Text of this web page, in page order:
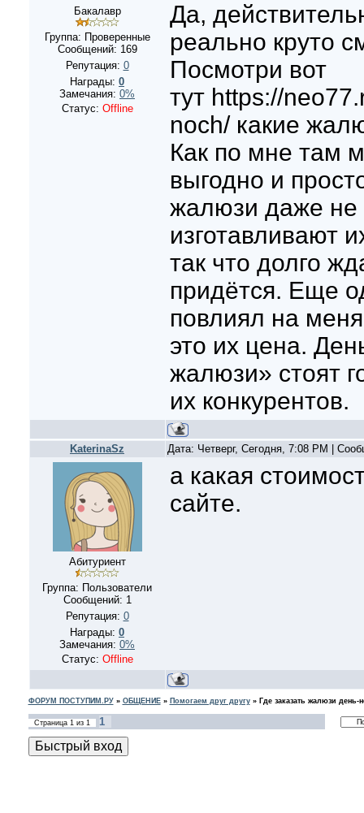
Бакалавр
Группа: Проверенные
Сообщений: 169
Репутация: 0
Награды: 0
Замечания: 0%
Статус: Offline
Да,
реально круто
Посмотри вот
тут https://
noch/ какие
Как по мне там
выгодно и
жалюзи даже
изготавливают
так что долго
придётся. Еще
повлиял на
это их цена.
жалюзи» стоят
их конкурентов.
KaterinaSz Дата: Четверг, Сегодня, 7:08 PM |
Абитуриент
Группа: Пользователи
Сообщений: 1
Репутация: 0
Награды: 0
Замечания: 0%
Статус: Offline
а какая
сайте.
ФОРУМ ПОСТУПИМ.РУ» ОБЩЕНИЕ» Помогаем друг другу» Где заказать жалюзи день-
Страница 1из 1 1